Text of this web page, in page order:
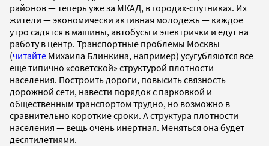
районов — теперь уже за МКАД, в городах-спутниках. Их
жители — экономически активная молодежь — каждое
утро садятся в машины, автобусы и электрички и едут на
работу в центр. Транспортные проблемы Москвы
(читайте Михаила Блинкина, например) усугубляются все
еще типично «советской» структурой плотности
населения. Построить дороги, повысить связность
дорожной сети, навести порядок с парковкой и
общественным транспортом трудно, но возможно в
сравнительно короткие сроки. А структура плотности
населения — вещь очень инертная. Меняться она будет
десятилетиями.